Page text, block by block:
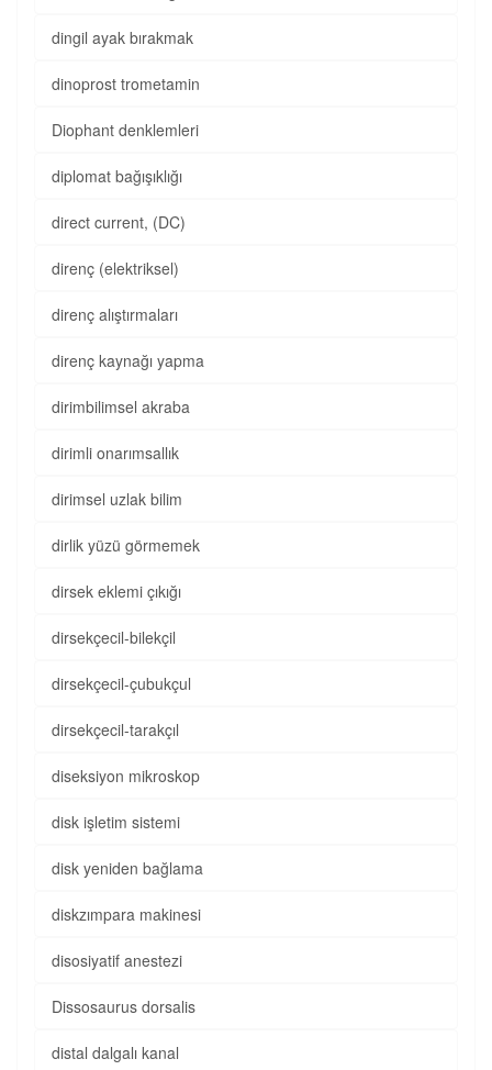
dingil ayak bırakmak
dinoprost trometamin
Diophant denklemleri
diplomat bağışıklığı
direct current, (DC)
direnç (elektriksel)
direnç alıştırmaları
direnç kaynağı yapma
dirimbilimsel akraba
dirimli onarımsallık
dirimsel uzlak bilim
dirlik yüzü görmemek
dirsek eklemi çıkığı
dirsekçecil-bilekçil
dirsekçecil-çubukçul
dirsekçecil-tarakçıl
diseksiyon mikroskop
disk işletim sistemi
disk yeniden bağlama
diskzımpara makinesi
disosiyatif anestezi
Dissosaurus dorsalis
distal dalgalı kanal